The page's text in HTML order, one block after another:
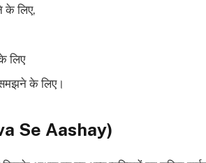
के लिए,
लिए
के लिए।
Se Aashay)